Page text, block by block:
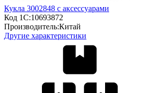
Кукла 3002848 с аксессуарами
Код 1С:10693872
Производитель:Китай
Другие характеристики